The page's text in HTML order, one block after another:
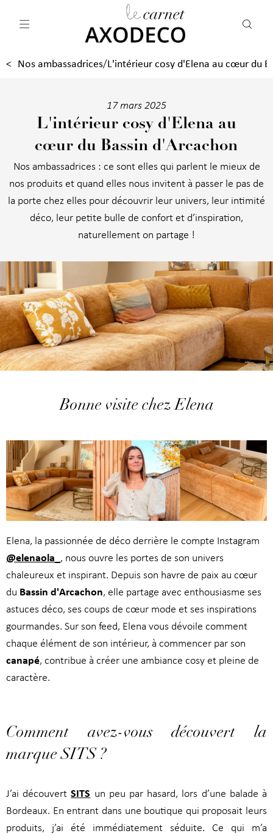
Nos ambassadrices/L'intérieur cosy d'Elena au cœur du
17 mars 2025
L'intérieur cosy d'Elena au
cœur du Bassin d'Arcachon
Nos ambassadrices : ce sont elles qui parlent le mieux de
nos produits et quand elles nous invitent à passer le pas de
la porte chez elles pour découvrir leur univers, leur intimité
déco, leur petite bulle de confort et d’inspiration,
naturellement on partage !
Bonne visite chez Elena
Elena, la passionnée de déco derrière le compte Instagram
@elenaola_ , nous ouvre les portes de son univers
chaleureux et inspirant. Depuis son havre de paix au cœur
du Bassin d'Arcachon, elle partage avec enthousiasme ses
astuces déco, ses coups de cœur mode et ses inspirations
gourmandes. Sur son feed, Elena vous dévoile comment
chaque élément de son intérieur, à commencer par son
canapé, contribue à créer une ambiance cosy et pleine de
caractère.
Comment avez-vous découvert la
marque SITS ?
J’ai découvertSITS un peu par hasard, lors d’une balade à
Bordeaux. En entrant dans une boutique qui proposait leurs
produits, j’ai été immédiatement séduite. Ce qui m’a